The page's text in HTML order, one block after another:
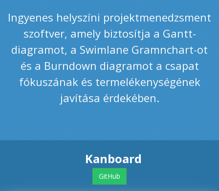
Ingyenes helyszíni projektmenedzsment
szoftver, amely biztosítja a Gantt-
diagramot, a Swimlane Gramnchart-ot
és a Burndown diagramot a csapat
fókuszának és termelékenységének
javítása érdekében.
Kanboard
GitHub